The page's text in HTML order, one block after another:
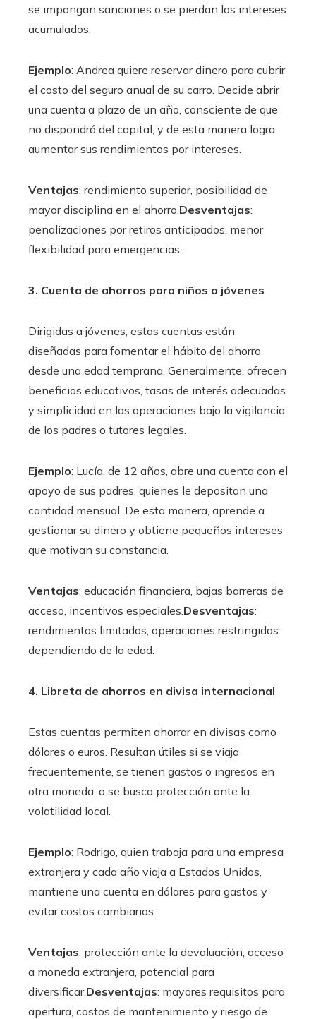
se impongan sanciones o se pierdan los intereses
acumulados.
Ejemplo: Andrea quiere reservar dinero para cubrir
el costo del seguro anual de su carro. Decide abrir
una cuenta a plazo de un año, consciente de que
no dispondrá del capital, y de esta manera logra
aumentar sus rendimientos por intereses.
Ventajas: rendimiento superior, posibilidad de
mayor disciplina en el ahorro. Desventajas:
penalizaciones por retiros anticipados, menor
flexibilidad para emergencias.
3. Cuenta de ahorros para niños o jóvenes
Dirigidas a jóvenes, estas cuentas están
diseñadas para fomentar el hábito del ahorro
desde una edad temprana. Generalmente, ofrecen
beneficios educativos, tasas de interés adecuadas
y simplicidad en las operaciones bajo la vigilancia
de los padres o tutores legales.
Ejemplo: Lucía, de 12 años, abre una cuenta con el
apoyo de sus padres, quienes le depositan una
cantidad mensual. De esta manera, aprende a
gestionar su dinero y obtiene pequeños intereses
que motivan su constancia.
Ventajas: educación financiera, bajas barreras de
acceso, incentivos especiales. Desventajas:
rendimientos limitados, operaciones restringidas
dependiendo de la edad.
4. Libreta de ahorros en divisa internacional
Estas cuentas permiten ahorrar en divisas como
dólares o euros. Resultan útiles si se viaja
frecuentemente, se tienen gastos o ingresos en
otra moneda, o se busca protección ante la
volatilidad local.
Ejemplo: Rodrigo, quien trabaja para una empresa
extranjera y cada año viaja a Estados Unidos,
mantiene una cuenta en dólares para gastos y
evitar costos cambiarios.
Ventajas: protección ante la devaluación, acceso
a moneda extranjera, potencial para
diversificar.Desventajas: mayores requisitos para
apertura, costos de mantenimiento y riesgo de